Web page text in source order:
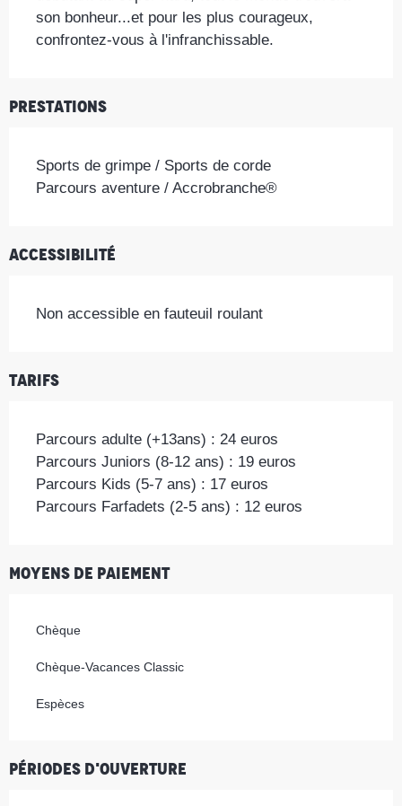
son bonheur...et pour les plus courageux,
confrontez-vous à l'infranchissable.
Prestations
Sports de grimpe / Sports de corde
Parcours aventure / Accrobranche®
Accessibilité
Non accessible en fauteuil roulant
Tarifs
Parcours adulte (+13ans) : 24 euros
Parcours Juniors (8-12 ans) : 19 euros
Parcours Kids (5-7 ans) : 17 euros
Parcours Farfadets (2-5 ans) : 12 euros
Moyens de paiement
Chèque
Chèque-Vacances Classic
Espèces
Périodes d'ouverture